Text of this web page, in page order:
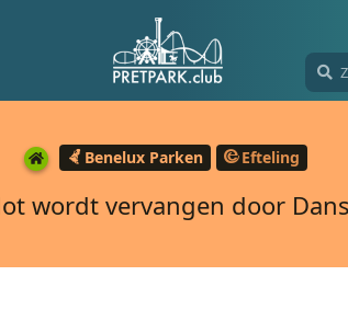
Benelux Parken Efteling
wordt vervangen door